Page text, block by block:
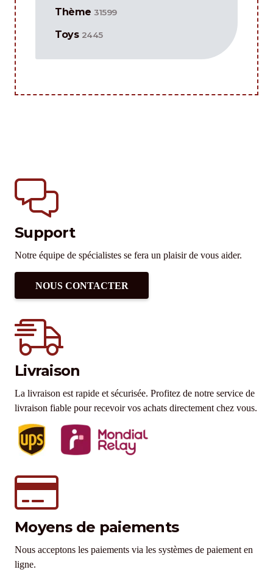
Thème 31599
Toys 2445
Support
Notre équipe de spécialistes se fera un plaisir de vous aider.
NOUS CONTACTER
Livraison
La livraison est rapide et sécurisée. Profitez de notre service de
livraison fiable pour recevoir vos achats directement chez vous.
Moyens de paiements
Nous acceptons les paiements via les systèmes de paiement en
ligne.